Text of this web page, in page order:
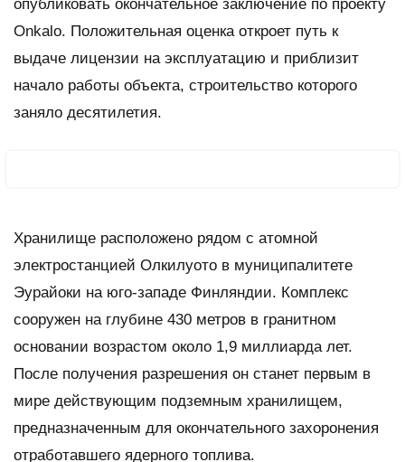
опубликовать окончательное заключение по проекту
Onkalo. Положительная оценка откроет путь к
выдаче лицензии на эксплуатацию и приблизит
начало работы объекта, строительство которого
заняло десятилетия.
Хранилище расположено рядом с атомной
электростанцией Олкилуото в муниципалитете
Эурайоки на юго-западе Финляндии. Комплекс
сооружен на глубине 430 метров в гранитном
основании возрастом около 1,9 миллиарда лет.
После получения разрешения он станет первым в
мире действующим подземным хранилищем,
предназначенным для окончательного захоронения
отработавшего ядерного топлива.